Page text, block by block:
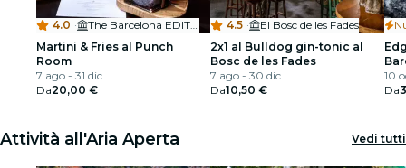
4.0 ·
The Barcelona EDITION
Martini & Fries al Punch
Room
7 ago - 31 dic
Da20,00 €
4.5 ·
El Bosc de les Fades
2x1 al Bulldog gin-tonic al
Bosc de les Fades
7 ago - 30 dic
Da10,50 €
10
Da
Attività all'Aria Aperta Vedi tutti